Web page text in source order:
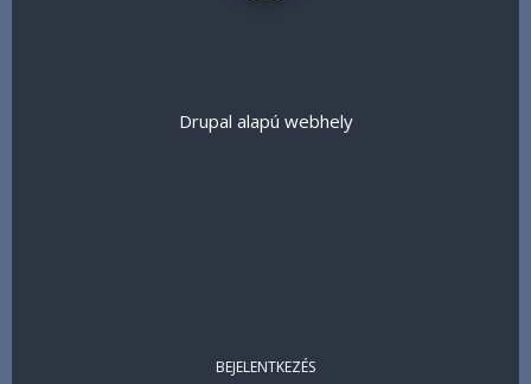
Drupal alapú webhely
BEJELENTKEZÉS